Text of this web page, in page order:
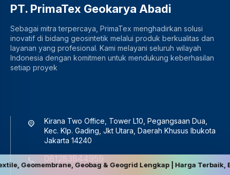
PT. PrimaTex Geokarya Abadi
Sebagai mitra terpercaya, PrimaTex menghadirkan solusi
inovatif di bidang geosintetik melalui produk berkualitas dan
layanan yang profesional. Kami melayani seluruh wilayah
Indonesia dengan komitmen untuk mendukung keberhasilan
setiap proyek
Kirana Two Office, Tower L10, Pegangsaan Dua,
Kec. Klp. Gading, Jkt Utara, Daerah Khusus Ibukota
Jakarta 14240
081283844959
Geobag & Geogrid Lengkap | Harga Terbaik, Berkualitas,